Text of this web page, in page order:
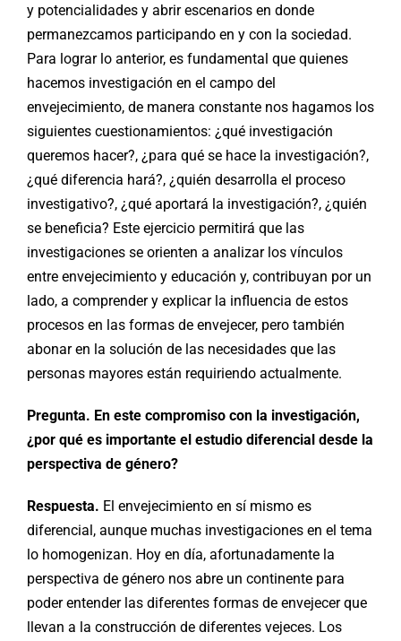
y potencialidades y abrir escenarios en donde
permanezcamos participando en y con la sociedad.
Para lograr lo anterior, es fundamental que quienes
hacemos investigación en el campo del
envejecimiento, de manera constante nos hagamos los
siguientes cuestionamientos: ¿qué investigación
queremos hacer?, ¿para qué se hace la investigación?,
¿qué diferencia hará?, ¿quién desarrolla el proceso
investigativo?, ¿qué aportará la investigación?, ¿quién
se beneficia? Este ejercicio permitirá que las
investigaciones se orienten a analizar los vínculos
entre envejecimiento y educación y, contribuyan por un
lado, a comprender y explicar la influencia de estos
procesos en las formas de envejecer, pero también
abonar en la solución de las necesidades que las
personas mayores están requiriendo actualmente.
Pregunta. En este compromiso con la investigación,
¿por qué es importante el estudio diferencial desde la
perspectiva de género?
Respuesta. El envejecimiento en sí mismo es
diferencial, aunque muchas investigaciones en el tema
lo homogenizan. Hoy en día, afortunadamente la
perspectiva de género nos abre un continente para
poder entender las diferentes formas de envejecer que
llevan a la construcción de diferentes vejeces. Los